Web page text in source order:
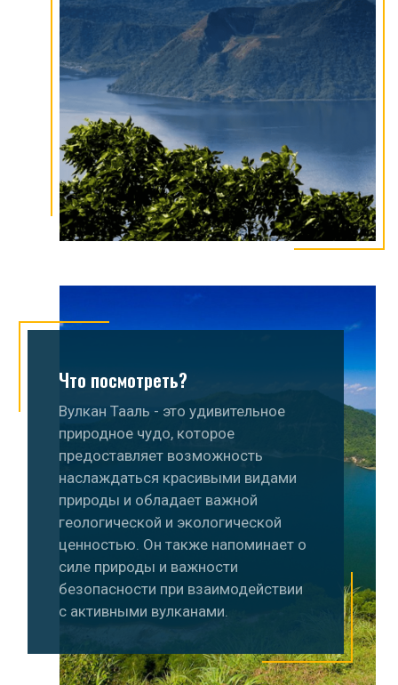
Что посмотреть?
Вулкан Тааль - это удивительное
природное чудо, которое
предоставляет возможность
наслаждаться красивыми видами
природы и обладает важной
геологической и экологической
ценностью. Он также напоминает о
силе природы и важности
безопасности при взаимодействии
с активными вулканами.